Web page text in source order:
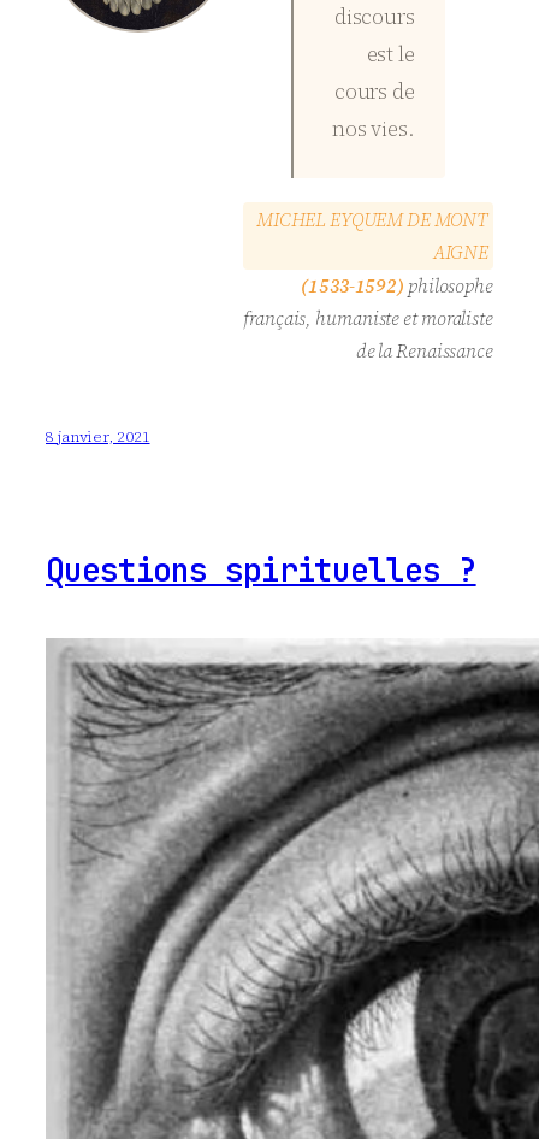
discours
est le
cours de
nos vies.
MICHELEYQUEMDEMONT
AIGNE
(1533-1592) philosophe
français, humaniste et moraliste
de la Renaissance
8 janvier, 2021
Questions spirituelles ?